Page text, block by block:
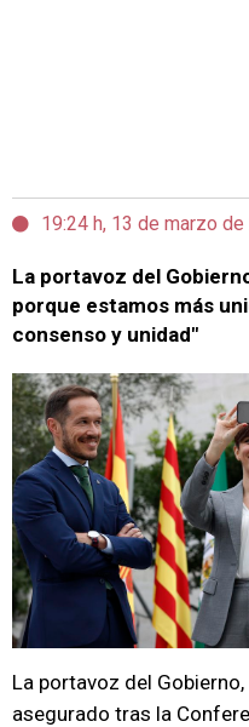
19:24 h, 13 de marzo
La portavoz del
porque estamos más
consenso y unidad"
La portavoz del
asegurado tras la